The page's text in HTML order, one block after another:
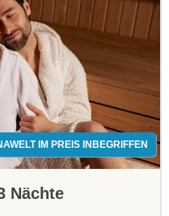
IM PREIS INBEGRIFFEN
Nächte